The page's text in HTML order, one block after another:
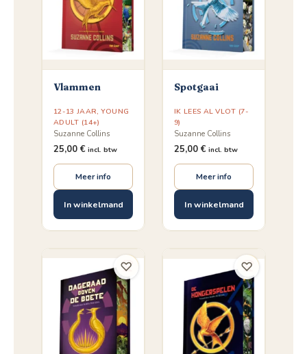
Vlammen
12-13 JAAR, YOUNG
ADULT (14+)
Suzanne Collins
25,00 € incl. btw
Meer info
In winkelmand
Spotgaai
IK LEES AL VLOT (7-
9)
Suzanne Collins
25,00 € incl. btw
Meer info
In winkelmand
♡ ♡